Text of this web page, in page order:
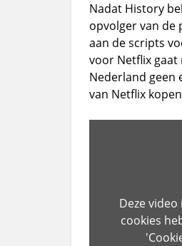
Nadat History
opvolger van de
aan de scripts
voor Netflix gaat
Nederland geen
van Netflix
Deze
cookies